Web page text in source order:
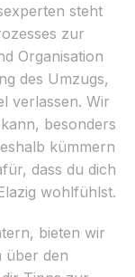
steht
zur
Organisation
des Umzugs,
verlassen. Wir
besonders
kümmern
dass du dich
wohlfühlst.
bieten wir
über den